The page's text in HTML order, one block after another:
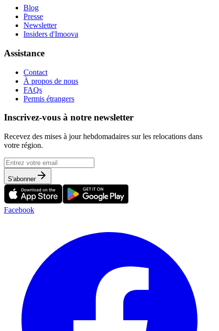
Blog
Presse
Newsletter
Insiders d'Imoova
Assistance
Contact
À propos de nous
FAQs
Permis étrangers
Inscrivez-vous à notre newsletter
Recevez des mises à jour hebdomadaires sur les relocations dans
votre région.
S'abonner
Facebook